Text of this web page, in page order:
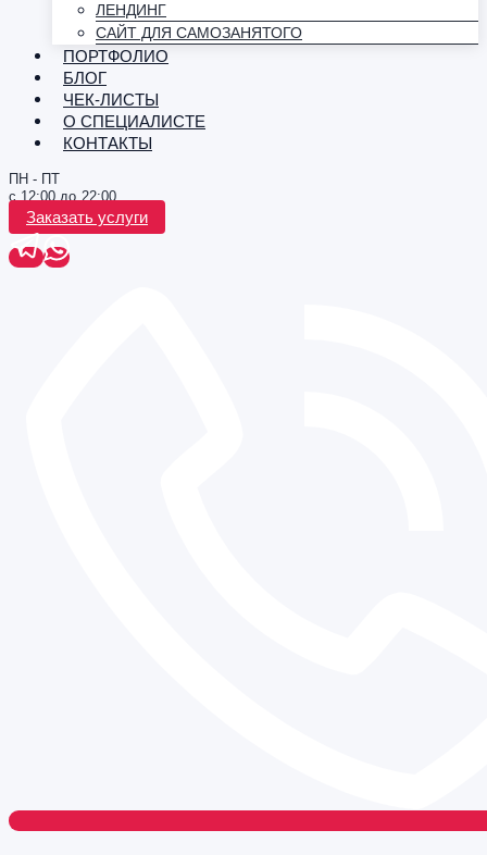
ЛЕНДИНГ
САЙТ ДЛЯ САМОЗАНЯТОГО
ПОРТФОЛИО
БЛОГ
ЧЕК-ЛИСТЫ
О СПЕЦИАЛИСТЕ
КОНТАКТЫ
ПН - ПТ
с 12:00 до 22:00
Заказать услуги